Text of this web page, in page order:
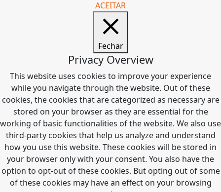
ACEITAR
Fechar
Privacy Overview
This website uses cookies to improve your experience
while you navigate through the website. Out of these
cookies, the cookies that are categorized as necessary are
stored on your browser as they are essential for the
working of basic functionalities of the website. We also use
third-party cookies that help us analyze and understand
how you use this website. These cookies will be stored in
your browser only with your consent. You also have the
option to opt-out of these cookies. But opting out of some
of these cookies may have an effect on your browsing